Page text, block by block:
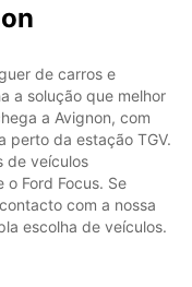
de carros e
a solução que melhor
a Avignon, com
perto da estação TGV.
de veículos
o Ford Focus. Se
com a nossa
escolha de veículos.